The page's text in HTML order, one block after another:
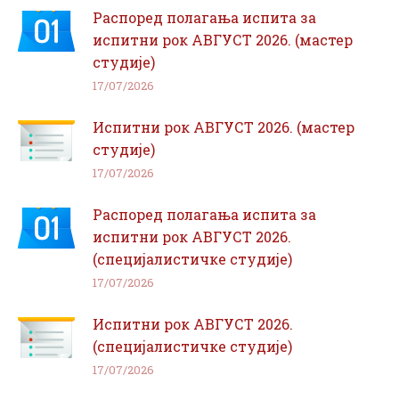
Распоред полагања испита за
испитни рок АВГУСТ 2026. (мастер
студије)
17/07/2026
Испитни рок АВГУСТ 2026. (мастер
студије)
17/07/2026
Распоред полагања испита за
испитни рок АВГУСТ 2026.
(специјалистичке студије)
17/07/2026
Испитни рок АВГУСТ 2026.
(специјалистичке студије)
17/07/2026